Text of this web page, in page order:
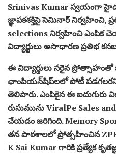
Srinivas Kumar స్వయంగా
జ్ఞాపకశక్తిపై సెమినార్‌ నిర్వహించి,
selections నిర్వహించి ఎంపిక
విద్యార్థులు అసాధారణ ప్రతిభ
ఈ విద్యార్థులు సరైన
ఛాంపియన్‌షిప్‌లలో పోటీ పడగలరని
తెలిపారు. ఎంపికైన ఈ ఐదుగురు
రుసుమును ViralPe Sales
చేయడం జరిగింది. Memory
తన పాఠశాలలో ప్రోత్సహించిన
K Sai Kumar గారికి ప్రత్యేక